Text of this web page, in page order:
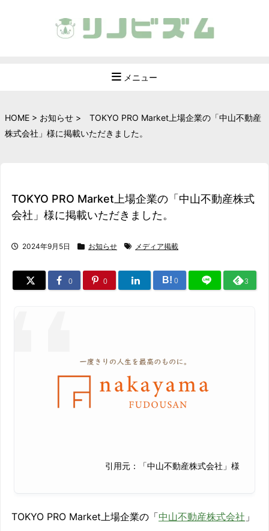
メニュー
HOME > お知らせ >
TOKYO PRO Market上場企業の「中山不動産
株式会社」様に掲載いただきました。
TOKYO PRO Market上場企業の「中山不動産株式
会社」様に掲載いただきました。
2024年9月5日 お知らせ メディア掲載
0 0 B! 0 3
引用元：「中山不動産株式会社」様
TOKYO PRO Market上場企業の「中山不動産株式会社 」